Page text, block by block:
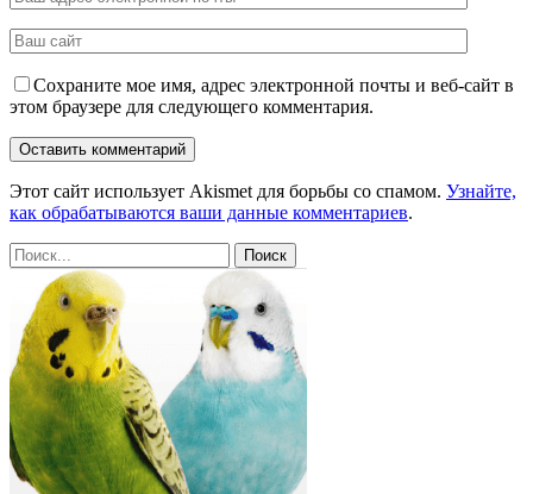
Сохраните мое имя, адрес электронной почты и веб-сайт в
этом браузере для следующего комментария.
Этот сайт использует Akismet для борьбы со спамом. Узнайте,
как обрабатываются ваши данные комментариев.